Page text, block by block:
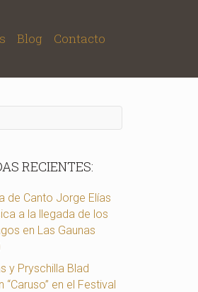
Blog Contacto
RECIENTES:
de Canto Jorge Elías
a la llegada de los
en Las Gaunas
y Pryschilla Blad
“Caruso” en el Festival